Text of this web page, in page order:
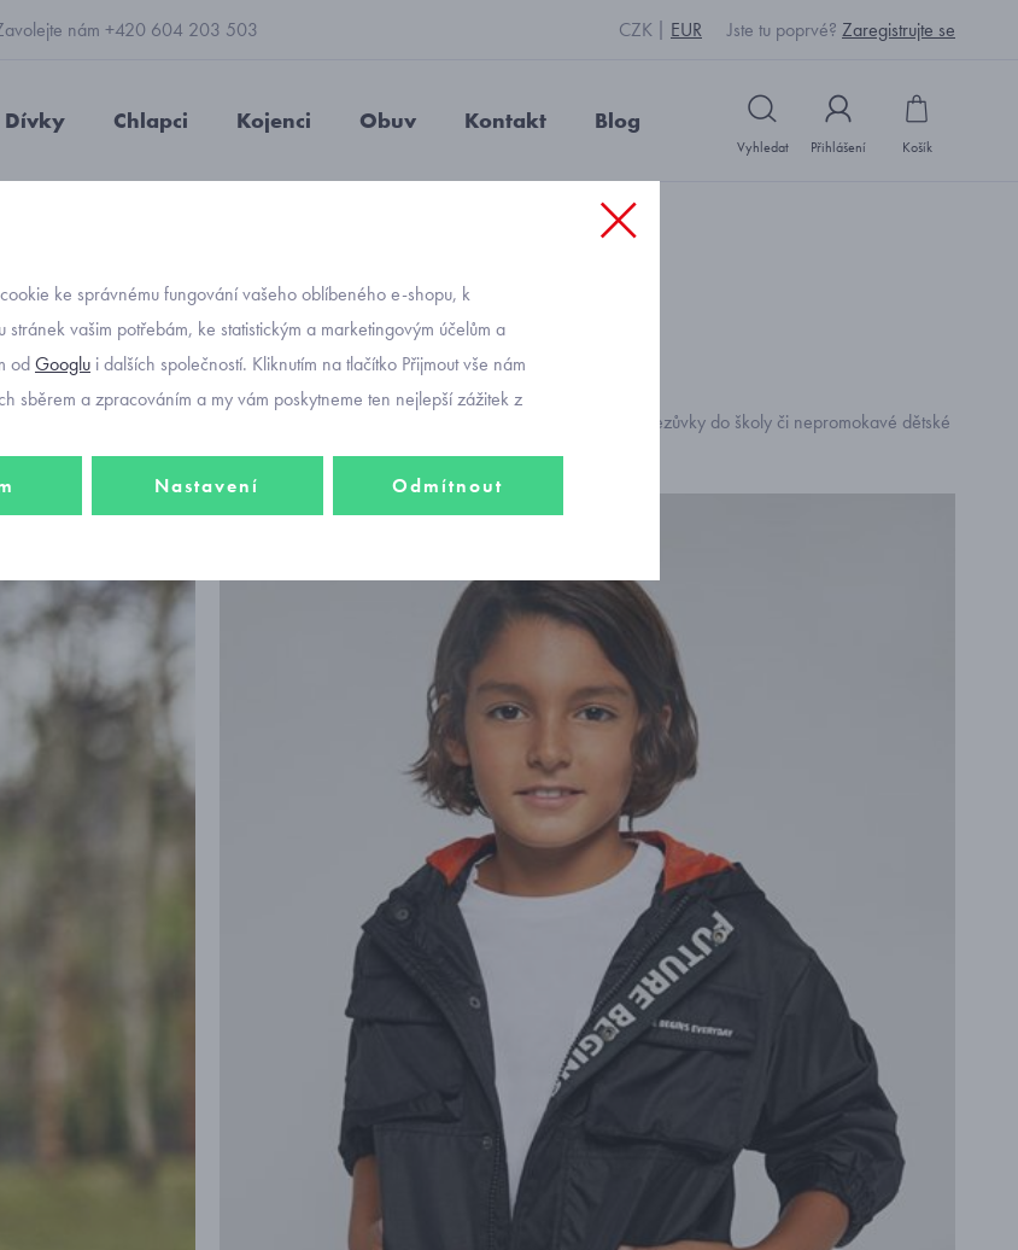
nám +420 604 203 503 CZK EUR Jste tu poprvé? Zaregistrujte se
Dívky Chlapci Kojenci Obuv Kontakt Blog
Vyhledat Přihlášení Košík
z bot. Pokud potřebujete pořídit nové moderní dětské oblečení v super kvalitě nebo přezůvky do školy či nepromokavé dětské
i obujete.
ke správnému fungování vašeho oblíbeného e-shopu, k
stránek vašim potřebám, ke statistickým a marketingovým účelům a
odGooglu i dalších společností. Kliknutím na tlačítko Přijmout vše nám
sběrem a zpracováním a my vám poskytneme ten nejlepší zážitek z
Nastavení Odmítnout